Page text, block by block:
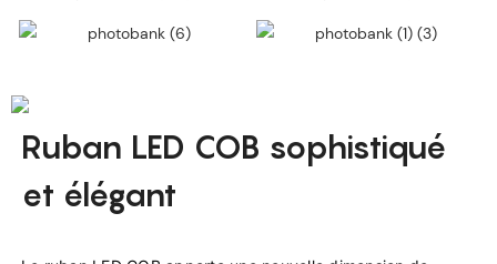
Ruban LED COB sophistiqué
et élégant